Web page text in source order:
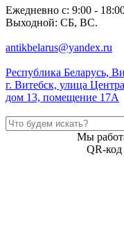
Ежедневно с: 9:00 -
Выходной: СБ, ВС.
antikbelarus@yandex.ru
Республика Беларусь,
г. Витебск, улица
дом 13, помещение 17А
Мы
QR-